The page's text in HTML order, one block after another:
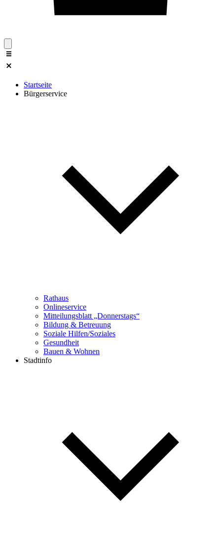
Startseite
Bürgerservice
Rathaus
Onlineservice
Mitteilungsblatt „Donnerstags“
Bildung & Betreuung
Soziale Hilfen/Soziales
Gesundheit
Bauen & Wohnen
Stadtinfo